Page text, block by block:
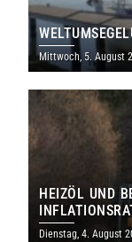
Mittwoch, 5. August
HEIZÖL UND
Dienstag, 4. August